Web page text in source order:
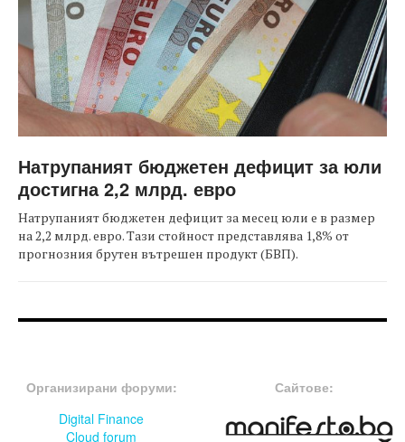
Натрупаният бюджетен дефицит за юли
достигна 2,2 млрд. евро
Натрупаният бюджетен дефицит за месец юли е в размер
на 2,2 млрд. евро. Тази стойност представлява 1,8% от
прогнозния брутен вътрешен продукт (БВП).
Организирани форуми:
Digital Finance
Cloud forum
Сайтове: